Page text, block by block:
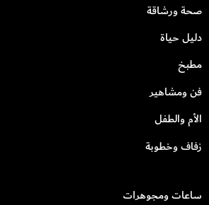
صحة ورشاقة
دليل حياة
مطبخ
فن ومشاهير
الأم والطفل
زفاف وخطوبة
ساعات ومجوهرات